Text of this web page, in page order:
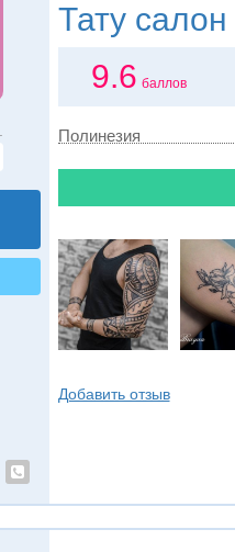
Тату салон
9.6 баллов
Полинезия
Добавить отзыв